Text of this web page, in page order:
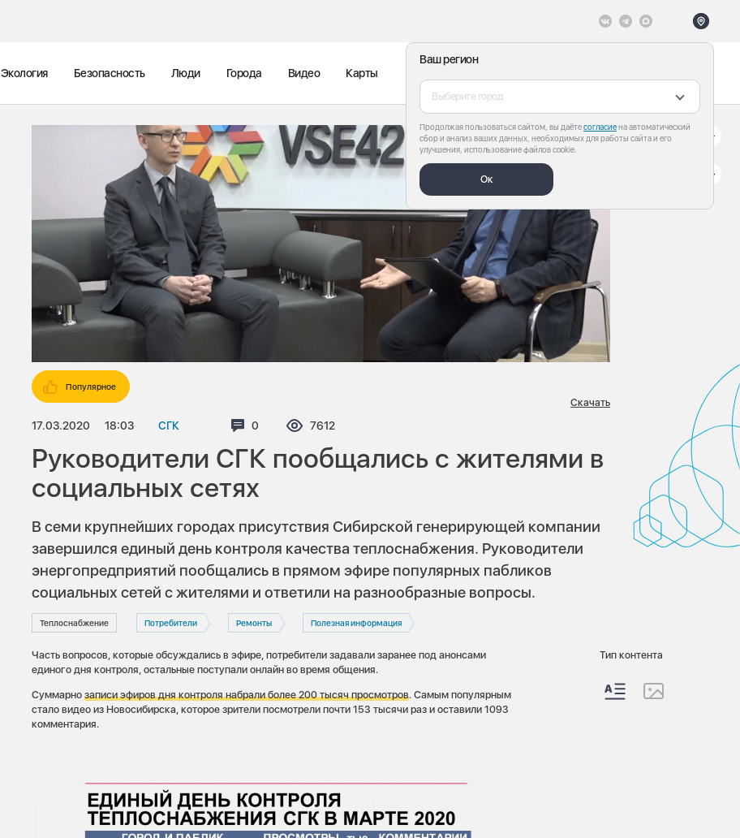
Ваш регион
Выберите город
Продолжая пользоваться сайтом, вы даётесогласиена автоматический
сбор и анализ ваших данных, необходимых для работы сайта и его
улучшения, использование файлов cookie.
Ок
Экология Безопасность Люди Города Видео Карты
Популярное
17.03.2020 18:03 СГК Комментариев:
0 Просмотров:
7612
Скачать
Руководители СГК пообщались с жителями в
социальных сетях
В семи крупнейших городах присутствия Сибирской генерирующей компании
завершился единый день контроля качества теплоснабжения. Руководители
энергопредприятий пообщались в прямом эфире популярных пабликов
социальных сетей с жителями и ответили на разнообразные вопросы.
Теплоснабжение Потребители Ремонты Полезная информация
Часть вопросов, которые обсуждались в эфире, потребители задавали заранее под анонсами
единого дня контроля, остальные поступали онлайн во время общения.
Суммарнозаписи эфиров дня контроля набрали более 200 тысяч просмотров. Самым популярным
стало видео из Новосибирска, которое зрители посмотрели почти 153 тысячи раз и оставили 1093
комментария.
Тип контента